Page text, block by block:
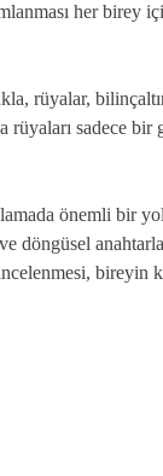
her birey
rüyalar,
rüyaları sadece bir
önemli bir
döngüsel
bireyin